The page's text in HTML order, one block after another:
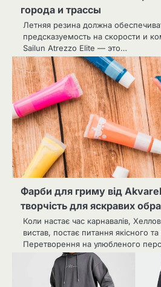
города и трассы
Летняя резина должна
предсказуемость на скорости и
Sailun Atrezzo Elite — это…
Фарби для гриму від
творчість для яскравих
Коли настає час карнавалів,
вистав, постає питання якісного
Перетворення на улюбленого